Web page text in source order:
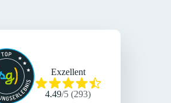
Exzellent
4.49/5 (293)